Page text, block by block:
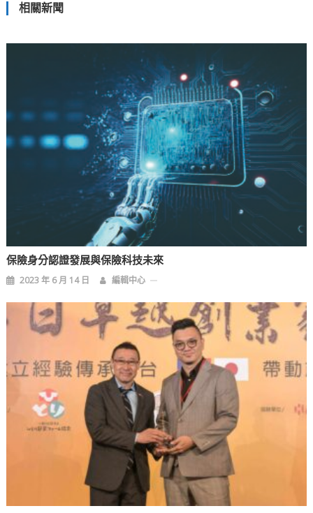
導
覽
相關新聞
保險身分認證發展與保險科技未來
2023 年 6 月 14 日 編輯中心